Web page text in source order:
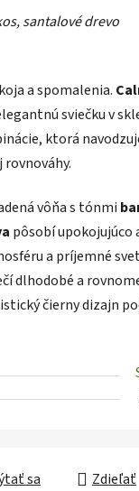
santalové drevo
a spomalenia.
sviečku v
ktorá
vôňa s tónmi
pôsobí upokojujúco
a príjemné
dlhodobé a
čierny dizajn
sa Zdieľať